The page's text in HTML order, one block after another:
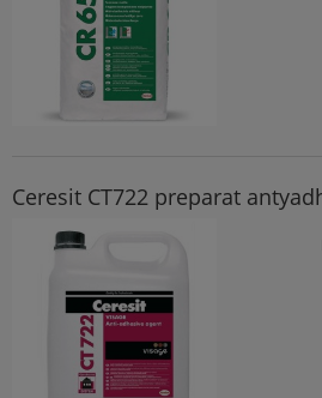
Ceresit CT722 preparat